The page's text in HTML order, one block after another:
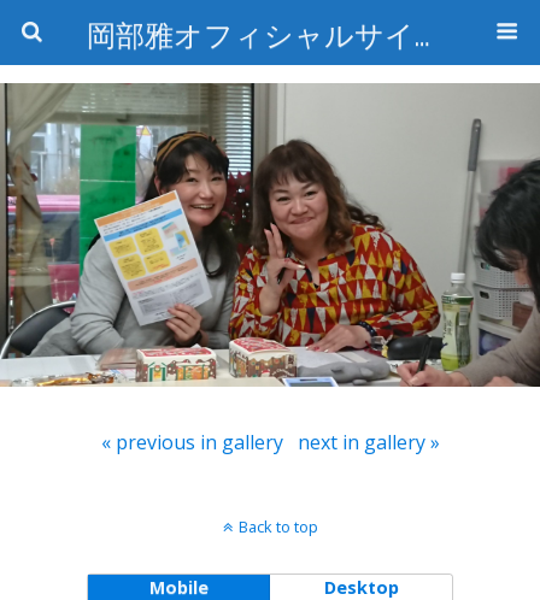
岡部雅オフィシャルサイト〜石の魅惑と数字のトリコ〜
« previous in gallery next in gallery »
Back to top
Mobile Desktop